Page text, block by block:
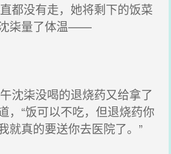
都没有走，她将剩下的饭菜
柒量了体温——
沈柒没喝的退烧药又给拿了
，“饭可以不吃，但退烧药你
就真的要送你去医院了。”